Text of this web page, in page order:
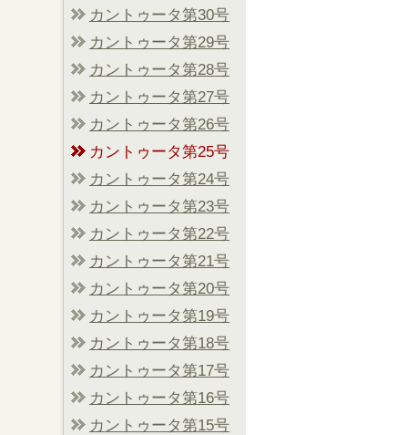
カントゥータ第30号
カントゥータ第29号
カントゥータ第28号
カントゥータ第27号
カントゥータ第26号
カントゥータ第25号
カントゥータ第24号
カントゥータ第23号
カントゥータ第22号
カントゥータ第21号
カントゥータ第20号
カントゥータ第19号
カントゥータ第18号
カントゥータ第17号
カントゥータ第16号
カントゥータ第15号